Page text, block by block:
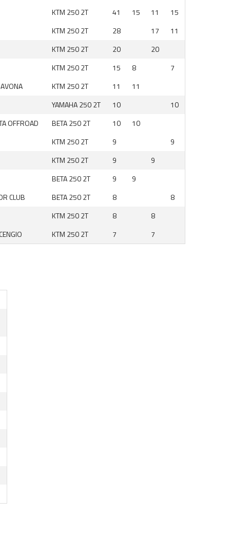
KTM 250 2T 41 15 11
15
KTM 250 2T 28 17
11
KTM 250 2T 20
20
KTM 250 2T 15 8
7
KTM 250 2T 11
11
YAMAHA 250 2T 10
10
OFFROAD BETA 250 2T 10
10
KTM 250 2T 9
9
KTM 250 2T 9
9
BETA 250 2T 9
9
CLUB BETA 250 2T 8
8
KTM 250 2T 8
8
KTM 250 2T 7 7